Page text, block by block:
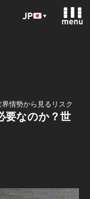
▼
情勢から見るリスク
要なのか？世